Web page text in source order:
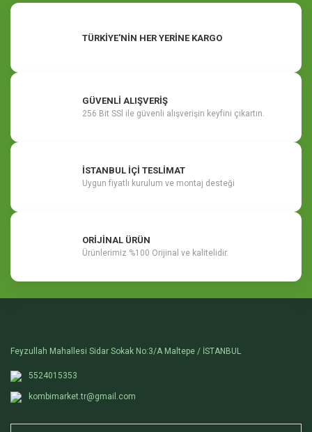
TÜRKİYE'NİN HER YERİNE KARGO
GÜVENLİ ALIŞVERİŞ
256 Bit SSl ile güvenli alışverişin keyfini çıkartın.
İSTANBUL İÇİ TESLİMAT
Uygun fiyatlı kurulum ve montaj desteği
ORİJİNAL ÜRÜN
Ürünlerimiz %100 Orijinal ve kalitelidir.
Feyzullah Mahallesi Sidar Sokak No:3/A Maltepe / İSTANBUL
5524015353
kombimarket.tr@gmail.com